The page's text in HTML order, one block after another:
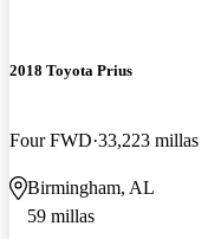
2018 Toyota Prius
Four FWD 33,223 millas
Birmingham, AL
59 millas